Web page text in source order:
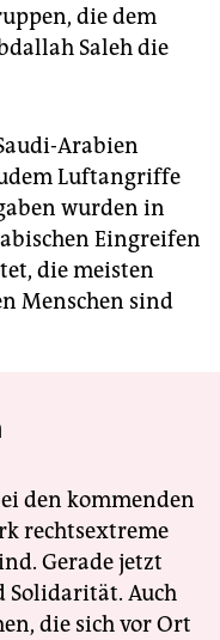
die dem
Saleh die
Arabien
Luftangriffe
wurden in
Eingreifen
die meisten
Menschen sind
den kommenden
rechtsextreme
Gerade jetzt
Solidarität. Auch
die sich vor Ort